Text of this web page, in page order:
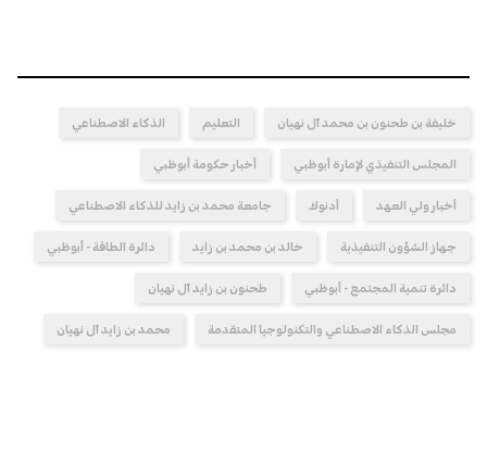
خليفة بن طحنون بن محمد آل نهيان التعليم الذكاء الاصطناعي
المجلس التنفيذي لإمارة أبوظبي أخبار حكومة أبوظبي
أخبار ولي العهد أدنوك جامعة محمد بن زايد للذكاء الاصطناعي
جهاز الشؤون التنفيذية خالد بن محمد بن زايد دائرة الطاقة - أبوظبي
دائرة تنمية المجتمع - أبوظبي طحنون بن زايد آل نهيان
مجلس الذكاء الاصطناعي والتكنولوجيا المتقدمة محمد بن زايد آل نهيان